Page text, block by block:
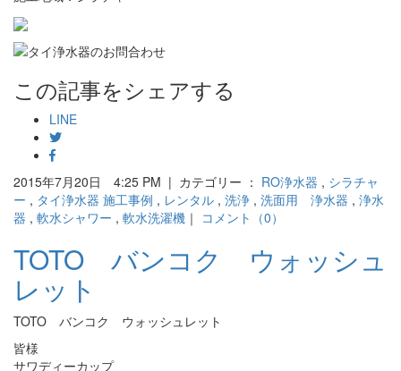
この記事をシェアする
LINE
2015年7月20日 4:25 PM | カテゴリー ： RO浄水器 , シラチャ
ー , タイ浄水器 施工事例 , レンタル , 洗浄 , 洗面用 浄水器 , 浄水
器 , 軟水シャワー , 軟水洗濯機 ｜ コメント（0）
TOTO バンコク ウォッシュ
レット
TOTO バンコク ウォッシュレット
皆様
サワディーカップ